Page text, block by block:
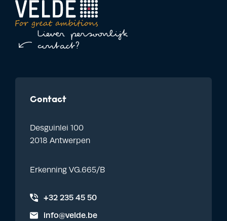
Liever persoonlijk
contact?
Contact
Desguinlei 100
2018 Antwerpen
Erkenning VG.665/B
+32 235 45 50
info@velde.be